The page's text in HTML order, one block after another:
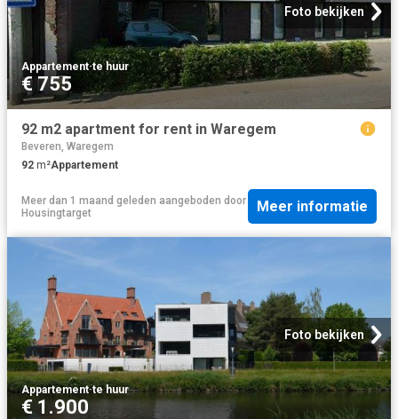
Foto bekijken
Appartement·te huur
€ 755
92 m2 apartment for rent in Waregem
Beveren, Waregem
92 m²Appartement
Meer dan 1 maand geleden aangeboden door
Housingtarget
Meer informatie
Foto bekijken
Appartement·te huur
€ 1.900